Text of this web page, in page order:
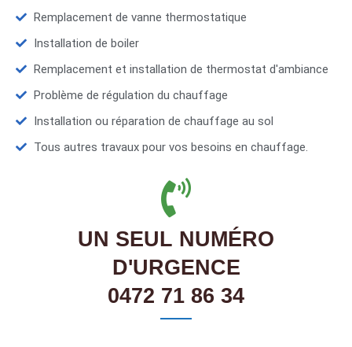
Remplacement de vanne thermostatique
Installation de boiler
Remplacement et installation de thermostat d'ambiance
Problème de régulation du chauffage
Installation ou réparation de chauffage au sol
Tous autres travaux pour vos besoins en chauffage.
UN SEUL NUMÉRO
D'URGENCE
0472 71 86 34